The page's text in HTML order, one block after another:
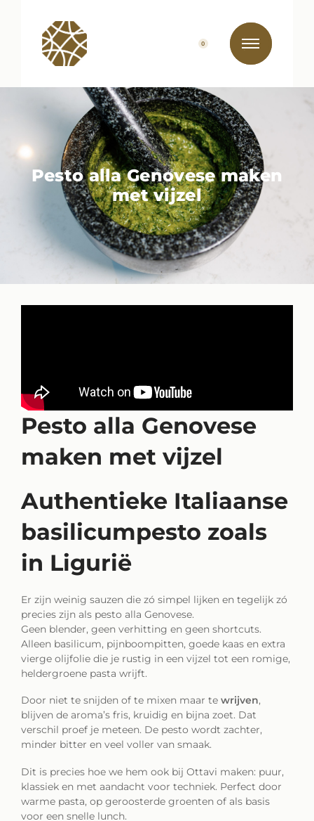
0
Pesto alla Genovese maken
met vijzel
Pesto alla Genovese
maken met vijzel
Authentieke Italiaanse
basilicumpesto zoals
in Ligurië
Er zijn weinig sauzen die zó simpel lijken en tegelijk zó
precies zijn als pesto alla Genovese.
Geen blender, geen verhitting en geen shortcuts.
Alleen basilicum, pijnboompitten, goede kaas en extra
vierge olijfolie die je rustig in een vijzel tot een romige,
heldergroene pasta wrijft.
Door niet te snijden of te mixen maar te wrijven,
blijven de aroma’s fris, kruidig en bijna zoet. Dat
verschil proef je meteen. De pesto wordt zachter,
minder bitter en veel voller van smaak.
Dit is precies hoe we hem ook bij Ottavi maken: puur,
klassiek en met aandacht voor techniek. Perfect door
warme pasta, op geroosterde groenten of als basis
voor een snelle lunch.